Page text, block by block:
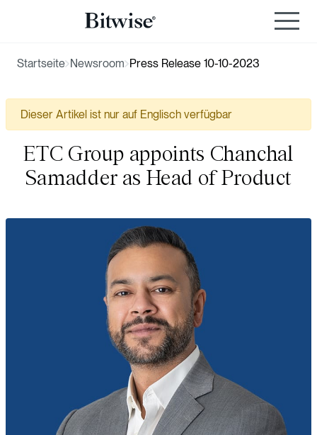
Startseite Newsroom Press Release 10-10-2023
Dieser Artikel ist nur auf Englisch verfügbar
ETC Group appoints Chanchal
Samadder as Head of Product